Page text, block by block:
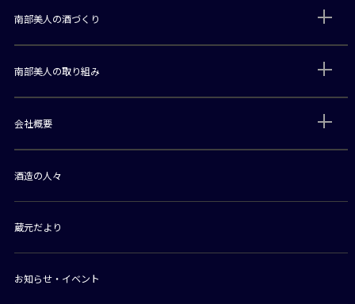
南部美人の酒づくり
南部美人の取り組み
会社概要
酒造の人々
蔵元だより
お知らせ・イベント